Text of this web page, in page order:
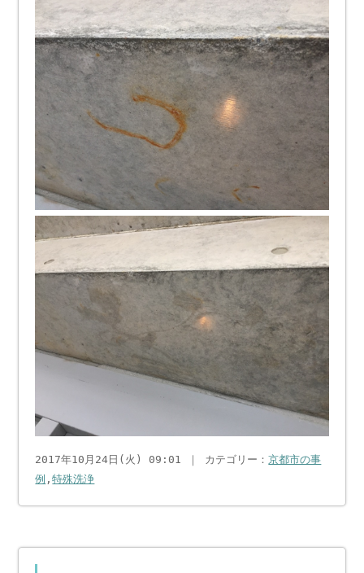
2017年10月24日(火) 09:01 ｜ カテゴリー：京都市の事
例 ,特殊洗浄